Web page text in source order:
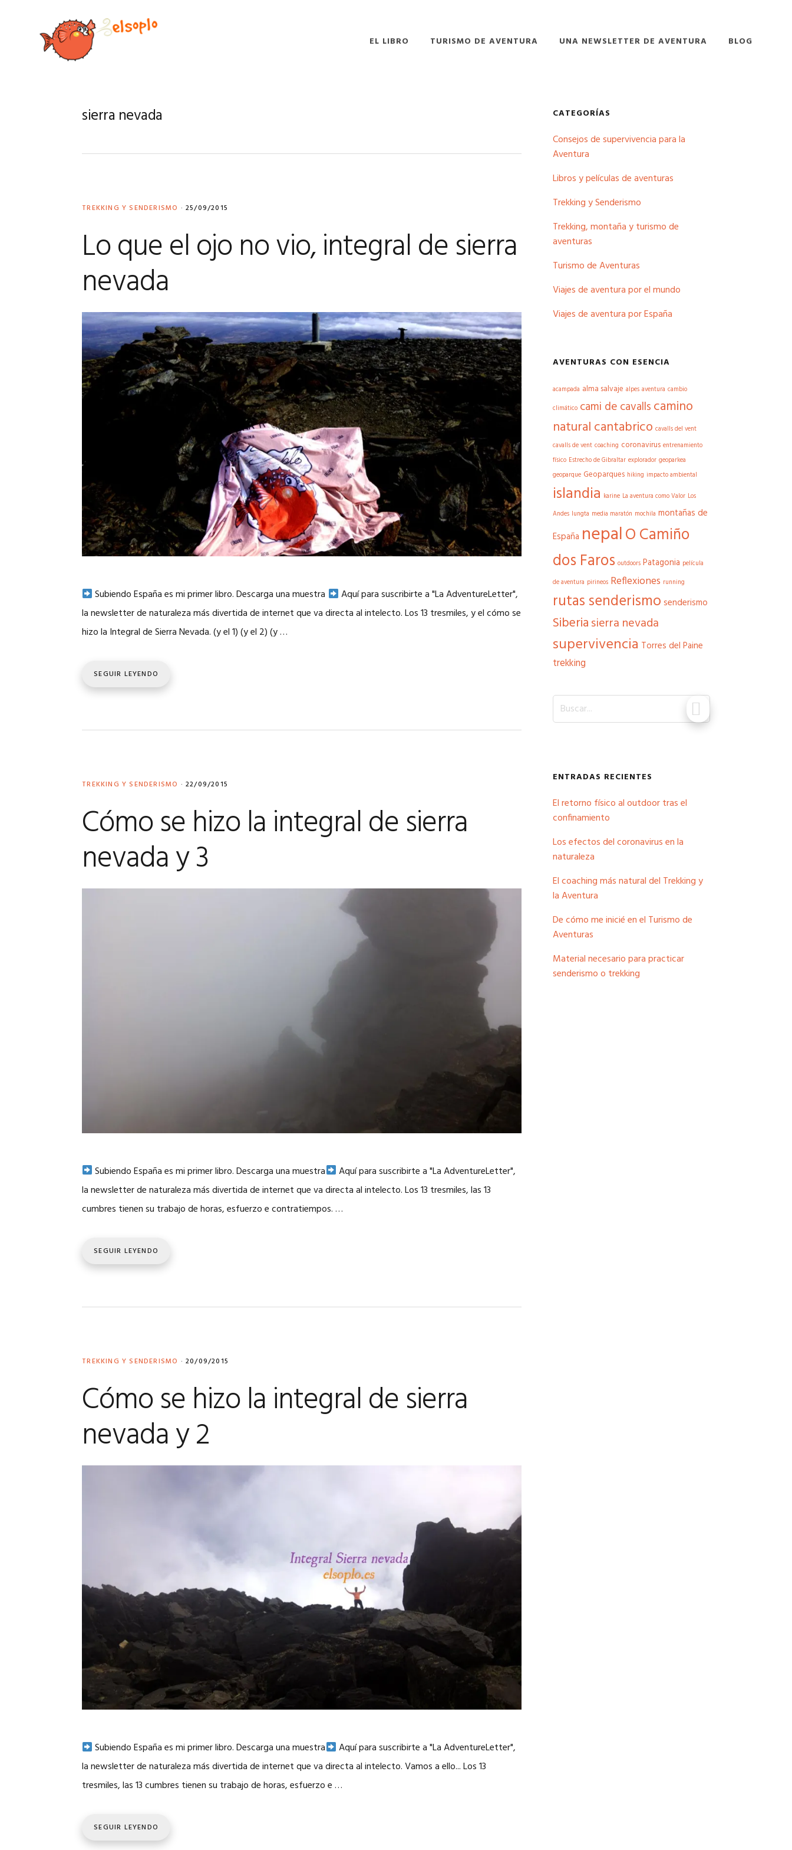
navegación
contenido
EL LIBRO TURISMO DE AVENTURA UNA NEWSLETTER DE AVENTURA BLOG
sierra nevada
TREKKING Y SENDERISMO · 25/09/2015
Lo que el ojo no vio, integral de sierra
nevada
Subiendo España es mi primer libro. Descarga una muestra
Aquí para suscribirte a "La AdventureLetter",
la newsletter de naturaleza más divertida de internet que va directa al intelecto. Los 13 tresmiles, y el cómo se
hizo la Integral de Sierra Nevada. (y el 1) (y el 2) (y …
SEGUIR LEYENDO
TREKKING Y SENDERISMO · 22/09/2015
Cómo se hizo la integral de sierra
nevada y 3
Subiendo España es mi primer libro. Descarga una muestra
Aquí para suscribirte a "La AdventureLetter",
la newsletter de naturaleza más divertida de internet que va directa al intelecto. Los 13 tresmiles, las 13
cumbres tienen su trabajo de horas, esfuerzo e contratiempos. …
SEGUIR LEYENDO
TREKKING Y SENDERISMO · 20/09/2015
Cómo se hizo la integral de sierra
nevada y 2
Subiendo España es mi primer libro. Descarga una muestra
Aquí para suscribirte a "La AdventureLetter",
la newsletter de naturaleza más divertida de internet que va directa al intelecto. Vamos a ello... Los 13
tresmiles, las 13 cumbres tienen su trabajo de horas, esfuerzo e …
SEGUIR LEYENDO
Barra
lateral
principal
CATEGORÍAS
Consejos de supervivencia para la
Aventura
Libros y películas de aventuras
Trekking y Senderismo
Trekking, montaña y turismo de
aventuras
Turismo de Aventuras
Viajes de aventura por el mundo
Viajes de aventura por España
AVENTURAS CON ESENCIA
acampada alma salvaje alpes aventura cambio
climático cami de cavalls camino
natural cantabrico cavalls del vent
cavalls de vent coaching coronavirus entrenamiento
físico Estrecho de Gibraltar explorador geoparkea
geoparque Geoparques hiking impacto ambiental
islandia karine La aventura como Valor Los
Andes lungta media maratón mochila montañas de
España nepalO Camiño
dos Faros outdoors Patagonia película
de aventura pirineos Reflexiones running
rutas senderismo senderismo
Siberiasierra nevada
supervivencia Torres del Paine
trekking
Buscar...
ENTRADAS RECIENTES
El retorno físico al outdoor tras el
confinamiento
Los efectos del coronavirus en la
naturaleza
El coaching más natural del Trekking y
la Aventura
De cómo me inicié en el Turismo de
Aventuras
Material necesario para practicar
senderismo o trekking